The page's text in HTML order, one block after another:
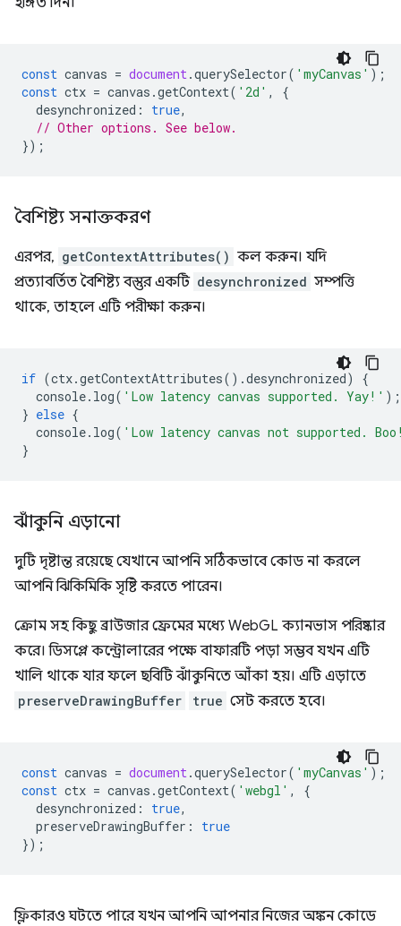
const canvas = document.querySelector( 'myCanvas' );
const ctx = canvas .getContext( '2d' ,
{
desynchronized : true,
// Other options. See below.
});
বৈশিষ্ট্য সনাক্তকরণ
এরপর, getContextAttributes() কল করুন। যদি
প্রত্যাবর্তিত বৈশিষ্ট্য বস্তুর একটি desynchronized সম্পত্তি
থাকে, তাহলে এটি পরীক্ষা করুন।
if (ctx.getContextAttributes().desynchronized)
{
console. log( 'Low latency canvas supported. Yay!' );
} else {
console. log( 'Low latency canvas not supported.
}
ঝাঁকুনি এড়ানো
দুটি দৃষ্টান্ত রয়েছে যেখানে আপনি সঠিকভাবে কোড না করলে
আপনি ঝিকিমিকি সৃষ্টি করতে পারেন।
ক্রোম সহ কিছু ব্রাউজার ফ্রেমের মধ্যে WebGL ক্যানভাস পরিষ্কার
করে। ডিসপ্লে কন্ট্রোলারের পক্ষে বাফারটি পড়া সম্ভব যখন এটি
খালি থাকে যার ফলে ছবিটি ঝাঁকুনিতে আঁকা হয়। এটি এড়াতে
preserveDrawingBuffer true সেট করতে হবে।
const canvas = document.querySelector( 'myCanvas' );
const ctx = canvas .getContext( 'webgl' ,
{
desynchronized : true,
preserveDrawingBuffer :
true
});
ফ্লিকারও ঘটতে পারে যখন আপনি আপনার নিজের অঙ্কন কোডে